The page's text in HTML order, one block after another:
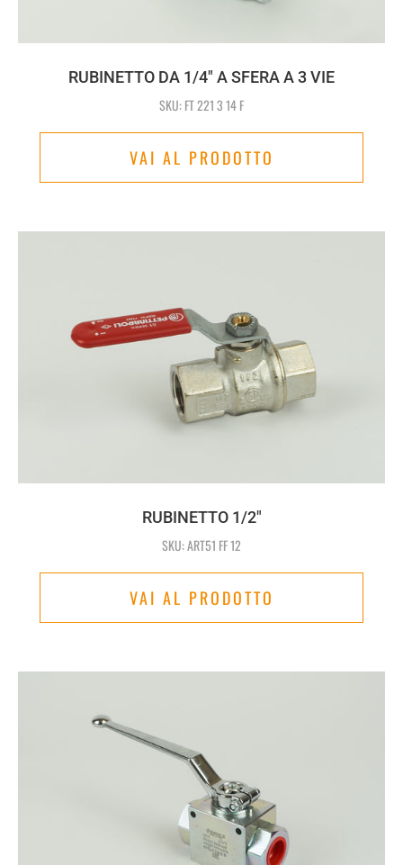
RUBINETTO DA 1/4" A SFERA A 3 VIE
SKU: FT 221 3 14 F
VAI AL PRODOTTO
RUBINETTO 1/2"
SKU: ART51 FF 12
VAI AL PRODOTTO